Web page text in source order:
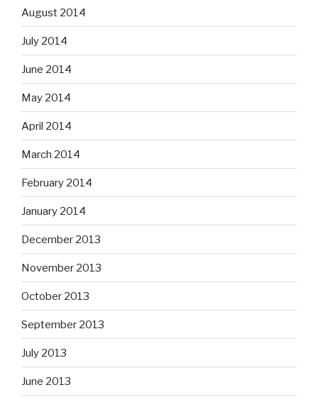
August 2014
July 2014
June 2014
May 2014
April 2014
March 2014
February 2014
January 2014
December 2013
November 2013
October 2013
September 2013
July 2013
June 2013